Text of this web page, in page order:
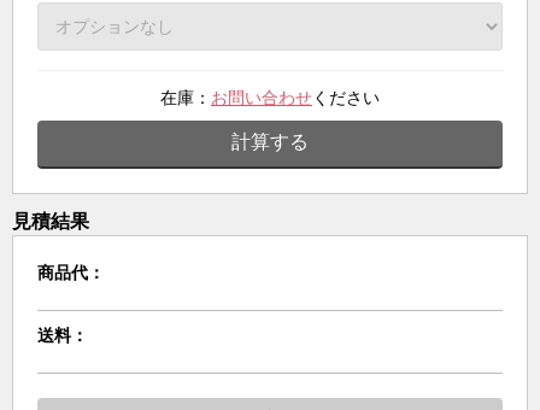
在庫： お問い合わせください
計算する
見積結果
商品代：
送料：